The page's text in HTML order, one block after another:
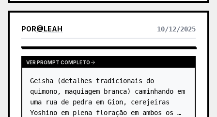
POR@LEAH 10/12/2025
VER PROMPT COMPLETO
Geisha (detalhes tradicionais do
quimono, maquiagem branca) caminhando em
uma rua de pedra em Gion, cerejeiras
Yoshino em plena floração em ambos os